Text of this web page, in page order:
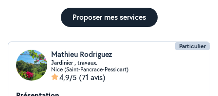
Proposer mes services
Particulier
Mathieu Rodriguez
Jardinier , travaux.
Nice (Saint-Pancrace-Pessicart)
4,9/5 (71 avis)